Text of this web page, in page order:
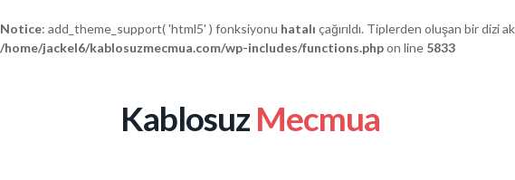
Notice: add_theme_support( 'html5' ) fonksiyonu hatalı çağırıldı. Tiplerden oluşan bir dizi
/home/jackel6/kablosuzmecmua.com/wp-includes/functions.phpon line 5833
Kablosuz Mecmua